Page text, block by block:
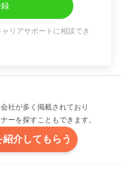
リアサポートに相談でき
社が多く掲載されており
ーを探すこともできます。
介してもらう